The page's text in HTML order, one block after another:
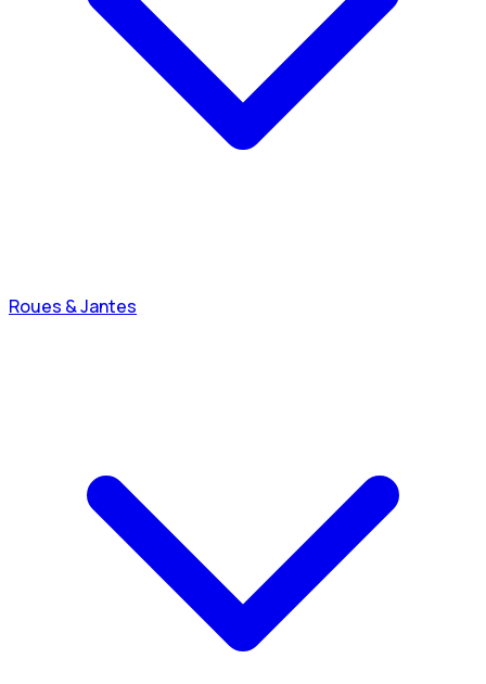
Roues & Jantes